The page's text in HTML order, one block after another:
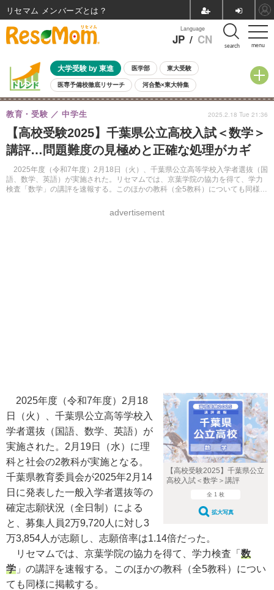
menu
Language
JP / CN search
大学受験 by 東進 医学部 東大受験
医専予備校徹底リサーチ 河合塾×東大特集
親子で考える大学選び 高校受験 中学受験 小学校受験
共通テスト 夏休み
8月開催イベント・WS 全国公立高校 過去問 人気記事
自由研究教材（小学生向け） 自由研究教材（中学生向け） ランキング
【高校受験2025】千葉県公立高校入試＜数学＞
講評…問題難度の見極めと正確な処理がカギ
2025年度（令和7年度）2月18日（火）、千葉県公立高等学校入学者選抜（国
語、数学、英語）が実施された。リセマムでは、京葉学院の協力を得て、学力
検査「数学」の講評を速報する。このほかの教科（全5教科）についても同様に
教育・受験 中学生
advertisement
2025.2.18 Tue 21:36
【高校受験2025】千葉県公立
高校入試＜数学＞講評
全 1 枚
拡大写真
2025年度（令和7年度）2月18
日（火）、千葉県公立高等学校入
学者選抜（国語、数学、英語）が
実施された。2月19日（水）に理
科と社会の2教科が実施となる。
千葉県教育委員会が2025年2月14
日に発表した一般入学者選抜等の
確定志願状況（全日制）による
と、募集人員2万9,720人に対し3
万3,854人が志願し、志願倍率は1.14倍だった。
リセマムでは、京葉学院の協力を得て、学力検査「 数
学 」の講評を速報する。このほかの教科（全5教科）につい
ても同様に掲載する。
リセマム メンバーズ